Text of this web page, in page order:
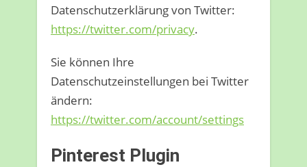
Datenschutzerklärung von Twitter:
https://twitter.com/privacy.
Sie können Ihre
Datenschutzeinstellungen bei Twitter
ändern:
https://twitter.com/account/settings
Pinterest Plugin